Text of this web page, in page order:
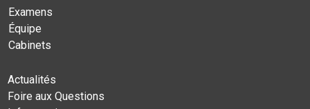
Examens
Équipe
Cabinets
Actualités
Foire aux Questions